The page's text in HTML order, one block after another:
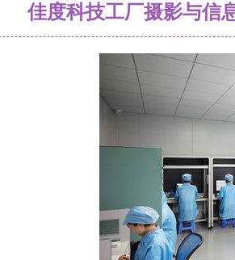
佳度科技工厂摄影与信